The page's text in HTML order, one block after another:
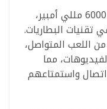
بفضل بطارية Titan الرائدة بسعة 6000 مللي أمبير،
البطاريات.
إلى 10 ساعات من اللعب المتواصل،
الفيديوهات، مما
واستمتاعهم